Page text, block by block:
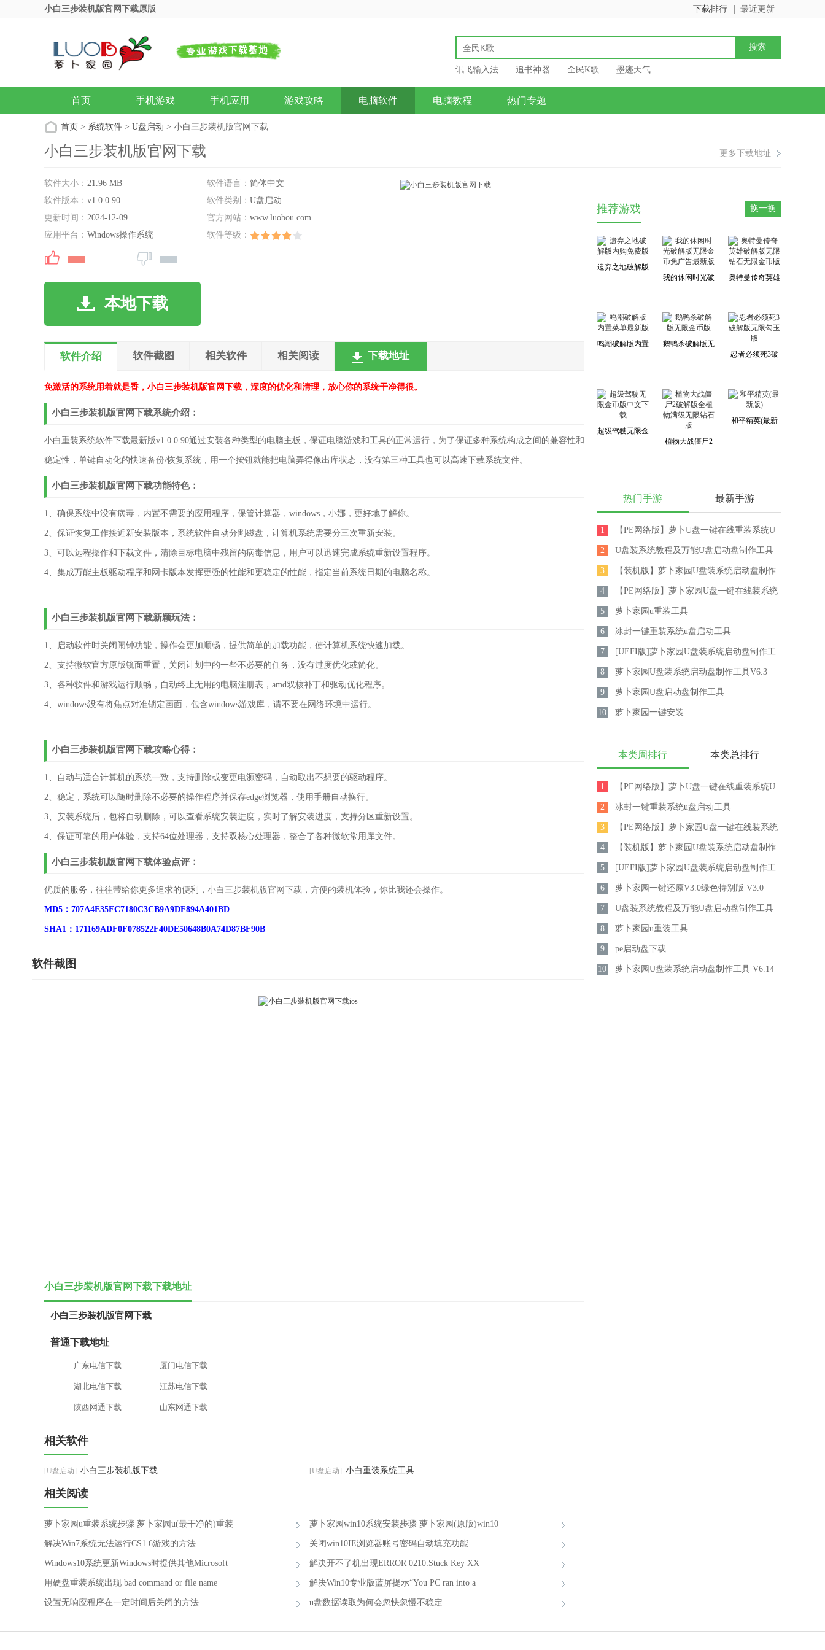
小白三步装机版官网下载原版 最近更新
下载排行
讯飞输入法 追书神器 全民K歌 墨迹天气
首页 手机游戏 手机应用 游戏攻略 电脑软件 电脑教程 热门专题
首页 > 系统软件 > U盘启动 > 小白三步装机版官网下载
更多下载地址
小白三步装机版官网下载
软件大小： 21.96 MB 软件语言： 简体中文
软件版本： v1.0.0.90 软件类别： U盘启动
更新时间： 2024-12-09 官方网站： www.luobou.com
应用平台： Windows操作系统 软件等级：
本地下载
软件介绍 软件截图 相关软件 相关阅读 下载地址
免激活的系统用着就是香，小白三步装机版官网下载，深度的优化和清理，放心你的系统干净得很。
小白三步装机版官网下载系统介绍：
小白重装系统软件下载最新版v1.0.0.90通过安装各种类型的电脑主板，保证电脑游戏和工具的正常运行，为了保证多种系统构成之间的兼容性和
稳定性，单键自动化的快速备份/恢复系统，用一个按钮就能把电脑弄得像出库状态，没有第三种工具也可以高速下载系统文件。
小白三步装机版官网下载功能特色：
1、确保系统中没有病毒，内置不需要的应用程序，保管计算器，windows，小娜，更好地了解你。
2、保证恢复工作接近新安装版本，系统软件自动分割磁盘，计算机系统需要分三次重新安装。
3、可以远程操作和下载文件，清除目标电脑中残留的病毒信息，用户可以迅速完成系统重新设置程序。
4、集成万能主板驱动程序和网卡版本发挥更强的性能和更稳定的性能，指定当前系统日期的电脑名称。
小白三步装机版官网下载新颖玩法：
1、启动软件时关闭闹钟功能，操作会更加顺畅，提供简单的加载功能，使计算机系统快速加载。
2、支持微软官方原版镜面重置，关闭计划中的一些不必要的任务，没有过度优化或简化。
3、各种软件和游戏运行顺畅，自动终止无用的电脑注册表，amd双核补丁和驱动优化程序。
4、windows没有将焦点对准锁定画面，包含windows游戏库，请不要在网络环境中运行。
小白三步装机版官网下载攻略心得：
1、自动与适合计算机的系统一致，支持删除或变更电源密码，自动取出不想要的驱动程序。
2、稳定，系统可以随时删除不必要的操作程序并保存edge浏览器，使用手册自动换行。
3、安装系统后，包将自动删除，可以查看系统安装进度，实时了解安装进度，支持分区重新设置。
4、保证可靠的用户体验，支持64位处理器，支持双核心处理器，整合了各种微软常用库文件。
小白三步装机版官网下载体验点评：
优质的服务，往往带给你更多追求的便利，小白三步装机版官网下载，方便的装机体验，你比我还会操作。
MD5：707A4E35FC7180C3CB9A9DF894A401BD
SHA1：171169ADF0F078522F40DE50648B0A74D87BF90B
软件截图
小白三步装机版官网下载下载地址
小白三步装机版官网下载
普通下载地址
广东电信下载 厦门电信下载
湖北电信下载 江苏电信下载
陕西网通下载 山东网通下载
相关软件
[U盘启动] 小白三步装机版下载 [U盘启动] 小白重装系统工具
相关阅读
萝卜家园u重装系统步骤 萝卜家园u(最干净的)重装
系统步骤教程
萝卜家园win10系统安装步骤 萝卜家园(原版)win10
系统安装步骤图
解决Win7系统无法运行CS1.6游戏的方法 关闭win10IE浏览器账号密码自动填充功能
Windows10系统更新Windows时提供其他Microsoft
产品的更新的解决方法
解决开不了机出现ERROR 0210:Stuck Key XX
Please F1 的方法
用硬盘重装系统出现 bad command or file name 解决Win10专业版蓝屏提示“You PC ran into a
problem...的技巧
设置无响应程序在一定时间后关闭的方法 u盘数据读取为何会忽快忽慢不稳定
推荐游戏 换一换
遗弃之地破解版
我的休闲时光破
奥特曼传奇英雄
鸣潮破解版内置
鹅鸭杀破解版无
忍者必须死3破
超级驾驶无限金
植物大战僵尸2
和平精英(最新
热门手游 最新手游
1 【PE网络版】萝卜U盘一键在线重装系统U
盘启动盘制作工具V8.0
2 U盘装系统教程及万能U盘启动盘制作工具
V6.3（装机有福）
3 【装机版】萝卜家园U盘装系统启动盘制作
工具V6.3
4 【PE网络版】萝卜家园U盘一键在线装系统
启动盘制作工具V7.0
5 萝卜家园u重装工具
6 冰封一键重装系统u盘启动工具
7 [UEFI版]萝卜家园U盘装系统启动盘制作工
具V6.3
8 萝卜家园U盘装系统启动盘制作工具V6.3
9 萝卜家园U盘启动盘制作工具
V2013（UD+ISO超级版）
10 萝卜家园一键安装
本类周排行 本类总排行
1 【PE网络版】萝卜U盘一键在线重装系统U
盘启动盘制作工具V8.0
2 冰封一键重装系统u盘启动工具
3 【PE网络版】萝卜家园U盘一键在线装系统
启动盘制作工具V7.0
4 【装机版】萝卜家园U盘装系统启动盘制作
工具V6.3
5 [UEFI版]萝卜家园U盘装系统启动盘制作工
具V6.3
6 萝卜家园一键还原V3.0绿色特别版 V3.0
7 U盘装系统教程及万能U盘启动盘制作工具
V6.3（装机有福）
8 萝卜家园u重装工具
9 pe启动盘下载
10 萝卜家园U盘装系统启动盘制作工具 V6.14